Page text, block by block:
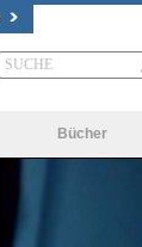
Bücher